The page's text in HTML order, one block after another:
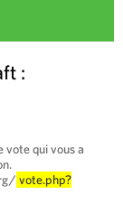
:
vote qui vous a
vote.php?